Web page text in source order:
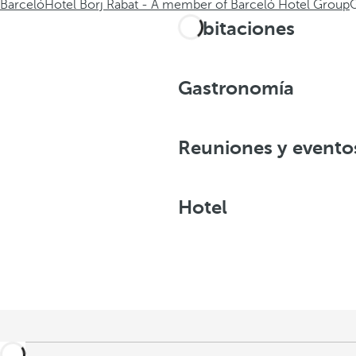
BarcelóHotel Borj Rabat - A member of Barceló Hotel Group
Habitaciones
Gastronomía
Reuniones y
Hotel